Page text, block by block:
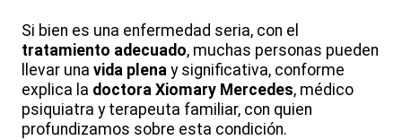
Si bien es una enfermedad seria, con el
tratamiento adecuado, muchas personas pueden
llevar una vida plena y significativa, conforme
explica la doctora Xiomary Mercedes, médico
psiquiatra y terapeuta familiar, con quien
profundizamos sobre esta condición.